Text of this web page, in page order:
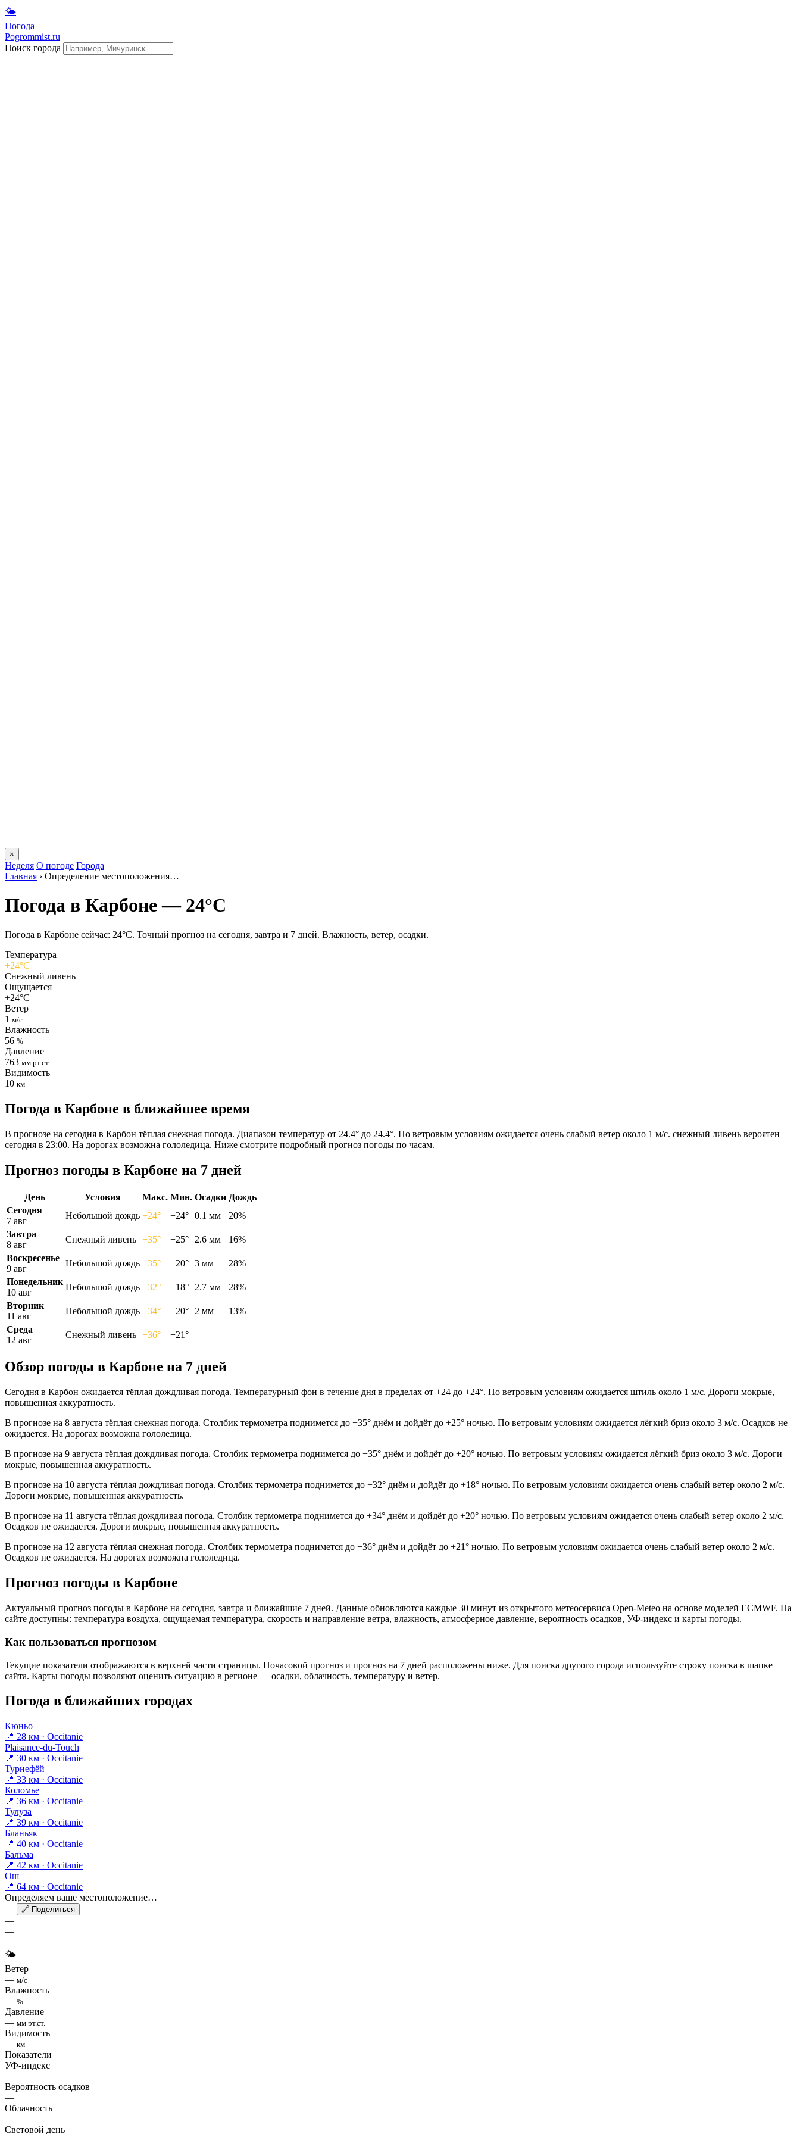
🌤
Погода
Pogrommist.ru
Поиск города
×
Неделя О погоде Города
Главная › Определение местоположения…
Погода в Карбоне — 24°C
Погода в Карбоне сейчас: 24°C. Точный прогноз на сегодня, завтра и 7 дней. Влажность, ветер, осадки.
Температура
+24°C
Снежный ливень
Ощущается
+24°C
Ветер
1 м/с
Влажность
56 %
Давление
763 мм рт.ст.
Видимость
10 км
Погода в Карбоне в ближайшее время
В прогнозе на сегодня в Карбон тёплая снежная погода. Диапазон температур от 24.4° до 24.4°. По ветровым условиям ожидается очень слабый ветер около 1 м/с. снежный ливень вероятен
сегодня в 23:00. На дорогах возможна гололедица. Ниже смотрите подробный прогноз погоды по часам.
Прогноз погоды в Карбоне на 7 дней
День Условия Макс. Мин. Осадки Дождь
Сегодня
7 авг
Небольшой дождь +24° +24° 0.1 мм
20%
Завтра
8 авг
Снежный ливень +35° +25° 2.6 мм
16%
Воскресенье
9 авг
Небольшой дождь +35° +20° 3 мм
28%
Понедельник
10 авг
Небольшой дождь +32° +18° 2.7 мм
28%
Вторник
11 авг
Небольшой дождь +34° +20° 2 мм
13%
Среда
12 авг
Снежный ливень +36° +21° — —
Обзор погоды в Карбоне на 7 дней
Сегодня в Карбон ожидается тёплая дождливая погода. Температурный фон в течение дня в пределах от +24 до +24°. По ветровым условиям ожидается штиль около 1 м/с. Дороги мокрые,
повышенная аккуратность.
В прогнозе на 8 августа тёплая снежная погода. Столбик термометра поднимется до +35° днём и дойдёт до +25° ночью. По ветровым условиям ожидается лёгкий бриз около 3 м/с. Осадков не
ожидается. На дорогах возможна гололедица.
В прогнозе на 9 августа тёплая дождливая погода. Столбик термометра поднимется до +35° днём и дойдёт до +20° ночью. По ветровым условиям ожидается лёгкий бриз около 3 м/с. Дороги
мокрые, повышенная аккуратность.
В прогнозе на 10 августа тёплая дождливая погода. Столбик термометра поднимется до +32° днём и дойдёт до +18° ночью. По ветровым условиям ожидается очень слабый ветер около 2 м/с.
Дороги мокрые, повышенная аккуратность.
В прогнозе на 11 августа тёплая дождливая погода. Столбик термометра поднимется до +34° днём и дойдёт до +20° ночью. По ветровым условиям ожидается очень слабый ветер около 2 м/с.
Осадков не ожидается. Дороги мокрые, повышенная аккуратность.
В прогнозе на 12 августа тёплая снежная погода. Столбик термометра поднимется до +36° днём и дойдёт до +21° ночью. По ветровым условиям ожидается очень слабый ветер около 2 м/с.
Осадков не ожидается. На дорогах возможна гололедица.
Прогноз погоды в Карбоне
Актуальный прогноз погоды в Карбоне на сегодня, завтра и ближайшие 7 дней. Данные обновляются каждые 30 минут из открытого метеосервиса Open-Meteo на основе моделей ECMWF. На
сайте доступны: температура воздуха, ощущаемая температура, скорость и направление ветра, влажность, атмосферное давление, вероятность осадков, УФ-индекс и карты погоды.
Как пользоваться прогнозом
Текущие показатели отображаются в верхней части страницы. Почасовой прогноз и прогноз на 7 дней расположены ниже. Для поиска другого города используйте строку поиска в шапке
сайта. Карты погоды позволяют оценить ситуацию в регионе — осадки, облачность, температуру и ветер.
Погода в ближайших городах
Кюньо
📍 28 км · Occitanie
Plaisance-du-Touch
📍 30 км · Occitanie
Турнефёй
📍 33 км · Occitanie
Коломье
📍 36 км · Occitanie
Тулуза
📍 39 км · Occitanie
Бланьяк
📍 40 км · Occitanie
Бальма
📍 42 км · Occitanie
Ош
📍 64 км · Occitanie
Определяем ваше местоположение…
—
🔗 Поделиться
—
—
—
🌤
Ветер
— м/с
Влажность
— %
Давление
— мм рт.ст.
Видимость
— км
Показатели
УФ-индекс
—
Вероятность осадков
—
Облачность
—
Световой день